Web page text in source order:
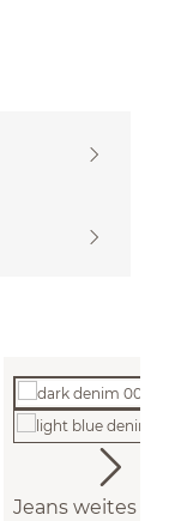
Jeans weites